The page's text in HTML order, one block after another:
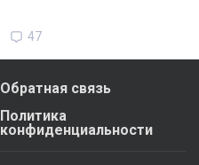
47
Обратная связь
Политика
конфиденциальности